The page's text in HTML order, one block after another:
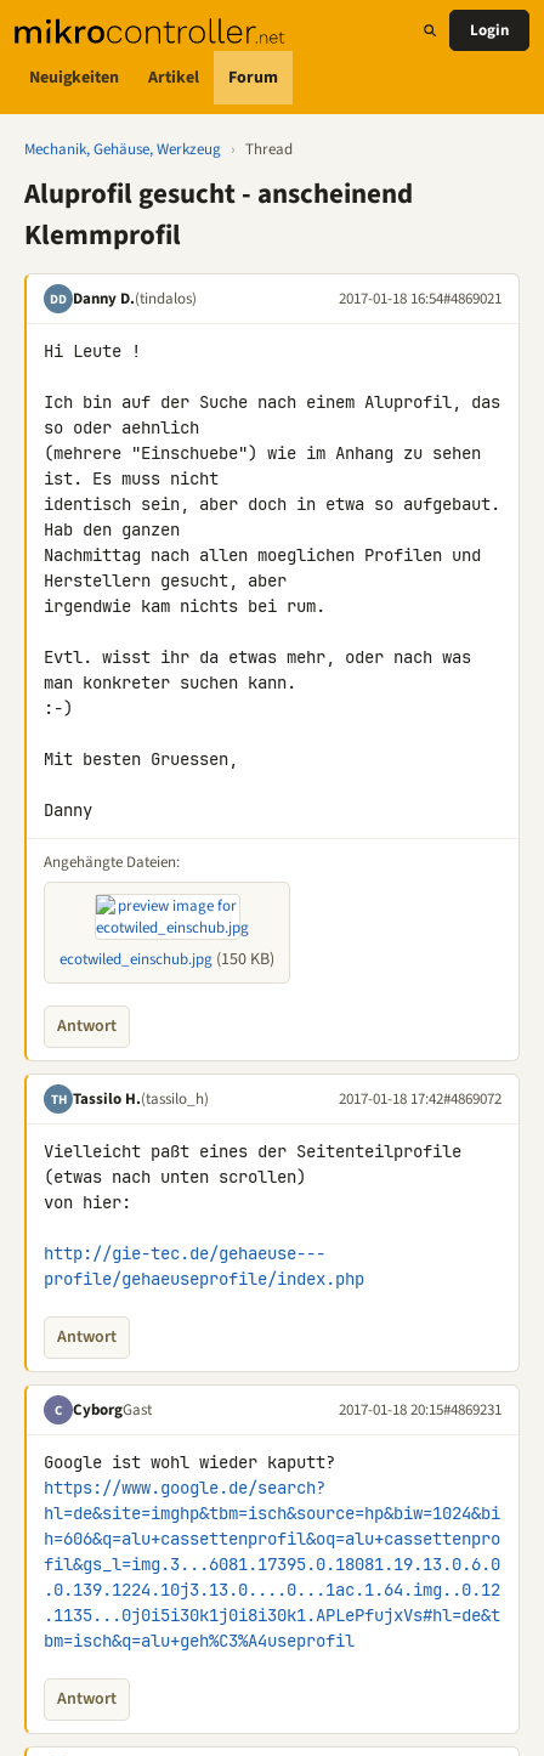
Neuigkeiten Artikel Forum
Login
Mechanik, Gehäuse, Werkzeug › Thread
Aluprofil gesucht - anscheinend
Klemmprofil
DD Danny D.(tindalos) 2017-01-18 16:54#4869021
Hi Leute !
Ich bin auf der Suche nach einem Aluprofil, das
so oder aehnlich
(mehrere "Einschuebe") wie im Anhang zu sehen
ist. Es muss nicht
identisch sein, aber doch in etwa so aufgebaut.
Hab den ganzen
Nachmittag nach allen moeglichen Profilen und
Herstellern gesucht, aber
irgendwie kam nichts bei rum.
Evtl. wisst ihr da etwas mehr, oder nach was
man konkreter suchen kann.
:-)
Mit besten Gruessen,
Danny
Angehängte Dateien:
ecotwiled_einschub.jpg (150 KB)
Antwort
TH Tassilo H.(tassilo_h) 2017-01-18 17:42#4869072
Vielleicht paßt eines der Seitenteilprofile
(etwas nach unten scrollen)
von hier:
http://gie-tec.de/gehaeuse---
profile/gehaeuseprofile/index.php
Antwort
C CyborgGast 2017-01-18 20:15#4869231
https://www.google.de/search?
hl=de&site=imghp&tbm=isch&source=hp&biw=1024&bi
h=606&q=alu+cassettenprofil&oq=alu+cassettenpro
fil&gs_l=img.3...6081.17395.0.18081.19.13.0.6.0
.0.139.1224.10j3.13.0....0...1ac.1.64.img..0.12
.1135...0j0i5i30k1j0i8i30k1.APLePfujxVs#hl=de&t
bm=isch&q=alu+geh%C3%A4useprofil
Antwort